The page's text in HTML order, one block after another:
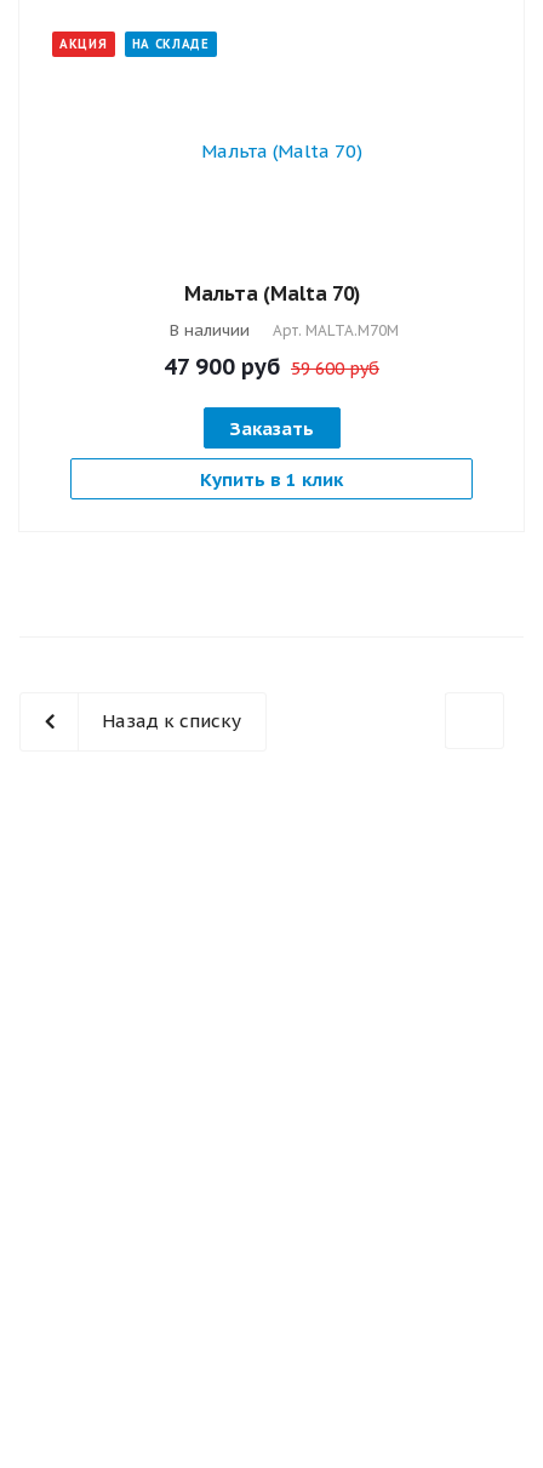
АКЦИЯ НА СКЛАДЕ
Мальта (Мalta 70)
В наличии Арт. MALTA.M70M
47 900 руб 59 600 руб
Заказать
Купить в 1 клик
Назад к списку